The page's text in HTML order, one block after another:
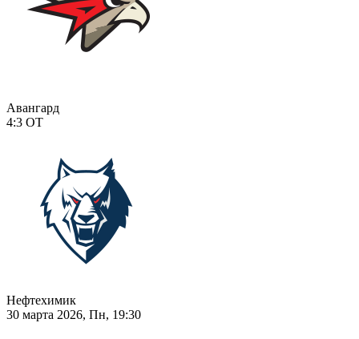
Авангард
4:3 ОТ
Нефтехимик
30 марта 2026, Пн, 19:30